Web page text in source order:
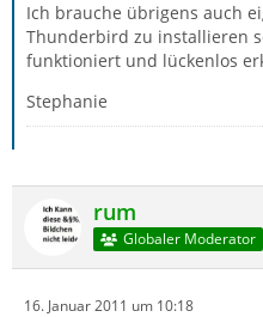
Ich brauche übrigens auch
Thunderbird zu installieren
funktioniert und lückenlos
Stephanie
rum
Globaler Moderator
16. Januar 2011 um 10:18